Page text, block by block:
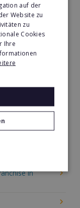
in
auf der
Website zu
zu
Cookies
Ihre